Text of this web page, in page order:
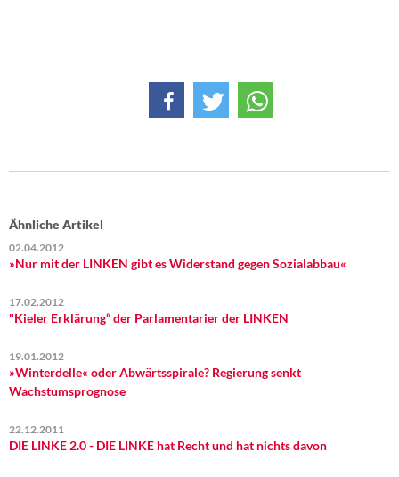
Ähnliche Artikel
02.04.2012
»Nur mit der LINKEN gibt es Widerstand gegen Sozialabbau«
17.02.2012
"Kieler Erklärung“ der Parlamentarier der LINKEN
19.01.2012
»Winterdelle« oder Abwärtsspirale? Regierung senkt
Wachstumsprognose
22.12.2011
DIE LINKE 2.0 - DIE LINKE hat Recht und hat nichts davon